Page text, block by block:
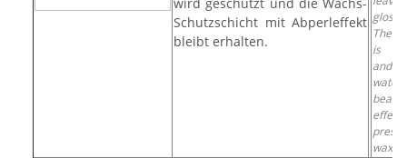
Schutzschicht mit Abperleffekt
bleibt erhalten.
The
is
and
water
waxes.